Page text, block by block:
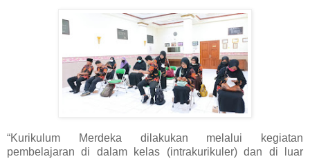
“Kurikulum Merdeka dilakukan melalui kegiatan
pembelajaran di dalam kelas (intrakurikuler) dan di luar